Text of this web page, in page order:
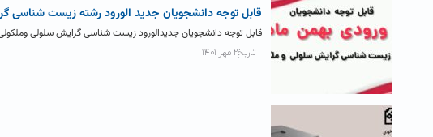
قابل توجه دانشجویان جدید الورود رشته زیست شناسی
قابل توجه دانشجویان جدیدالورود زیست شناسی گرایش سلولی
تاریخ۲ مهر ۱۴۰۱